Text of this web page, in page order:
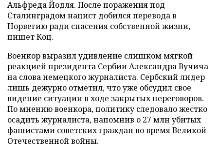
Альфреда Йодля. После поражения под
Сталинградом нацист добился перевода в
Норвегию ради спасения собственной жизни,
пишет Коц.
Военкор выразил удивление слишком мягкой
реакцией президента Сербии Александра Вучича
на слова немецкого журналиста. Сербский лидер
лишь дежурно отметил, что уже обсудил свое
видение ситуации в ходе закрытых переговоров.
По мнению военкора, политику следовало жестко
осадить журналиста, напомнив о 27 млн убитых
фашистами советских граждан во время Великой
Отечественной войны.